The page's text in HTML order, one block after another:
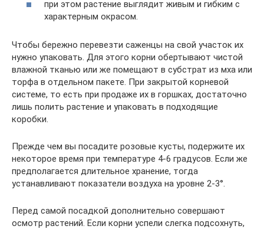
при этом растение выглядит живым и гибким с
характерным окрасом.
Чтобы бережно перевезти саженцы на свой участок их
нужно упаковать. Для этого корни обертывают чистой
влажной тканью или же помещают в субстрат из мха или
торфа в отдельном пакете. При закрытой корневой
системе, то есть при продаже их в горшках, достаточно
лишь полить растение и упаковать в подходящие
коробки.
Прежде чем вы посадите розовые кусты, подержите их
некоторое время при температуре 4-6 градусов. Если же
предполагается длительное хранение, тогда
устанавливают показатели воздуха на уровне 2-3°.
Перед самой посадкой дополнительно совершают
осмотр растений. Если корни успели слегка подсохнуть,